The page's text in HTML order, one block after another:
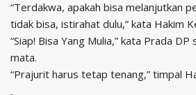
“Terdakwa, apakah bisa melanjutkan
tidak bisa, istirahat dulu,” kata Hakim
“Siap! Bisa Yang Mulia,” kata Prada
mata.
“Prajurit harus tetap tenang,” timpal